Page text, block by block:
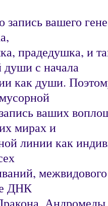
вашего
прадедушка, и
с начала
как души.
ваших
мирах и
линии как
ДНК